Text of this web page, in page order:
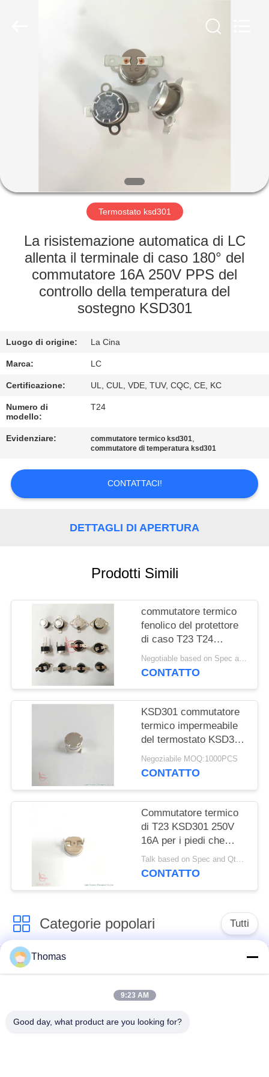
MOSTRA
VR
CIRCA
NOI
GIRO
CONTROLLO
DI
QUALITÀ
CONTATTICI
NOTIZIE
SITO
PRIVACY
POLICY
Termostato ksd301
La risistemazione automatica di LC
allenta il terminale di caso 180° del
commutatore 16A 250V PPS del
controllo della temperatura del
sostegno KSD301
Luogo di origine: La Cina
Marca: LC
Certificazione: UL, CUL, VDE, TUV, CQC, CE, KC
Numero di
modello:
T24
Evidenziare: commutatore termico ksd301,
commutatore di temperatura ksd301
CONTATTACI!
DETTAGLI DI APERTURA
Prodotti Simili
commutatore termico
fenolico del protettore
di caso T23 T24
KSD301 del VDE
dell'UL TUV di 16A
Negotiable based on Spec and Qty. MOQ:1000pcs
CONTATTO
KSD301 commutatore
termico impermeabile
del termostato KSD301
per il tostapane
Negoziabile MOQ:1000PCS
CONTATTO
Commutatore termico
di T23 KSD301 250V
16A per i piedi che
lavano bacino
Talk based on Spec and Qty. MOQ:1000pcs, ma anche Qty di prova pilota di sostegno.
CONTATTO
Categorie popolari Tutti
termostato ksd301
automatico di
risistemazione
Termostato del
commutatore termico
Thomas
9:23 AM
Good day, what product are you looking for?